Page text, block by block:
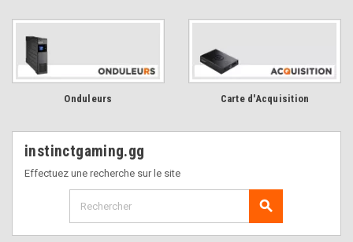
Onduleurs Carte d'Acquisition
instinctgaming.gg
Effectuez une recherche sur le site
search